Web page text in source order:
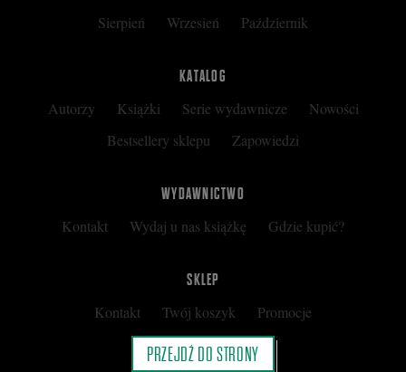
Sierpień Wrzesień Październik
KATALOG
Autorzy Książki Serie wydawnicze
Nowości
Bestsellery sklepu
Zapowiedzi
WYDAWNICTWO
Kontakt Wydaj u nas książkę Gdzie kupić?
SKLEP
Kontakt Twój koszyk
Promocje
Kup kartę podarunkową
Nota prawna
PRZEJDŹ DO STRONY